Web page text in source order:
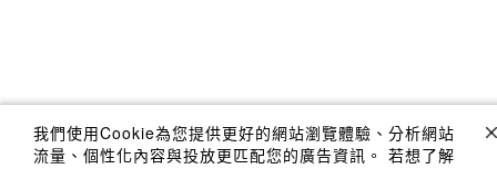
我們使用Cookie為您提供更好的網站瀏覽體驗、分析網站
流量、個性化內容與投放更匹配您的廣告資訊。 若想了解